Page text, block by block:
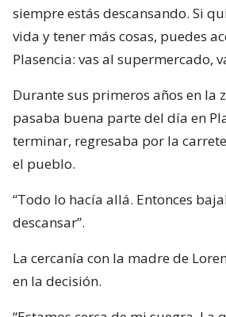
siempre estás descansando. Si
vida y tener más cosas, puedes
Plasencia: vas al supermercado,
Durante sus primeros años en la
pasaba buena parte del día en
terminar, regresaba por la
el pueblo.
“Todo lo hacía allá. Entonces
descansar”.
La cercanía con la madre de
en la decisión.